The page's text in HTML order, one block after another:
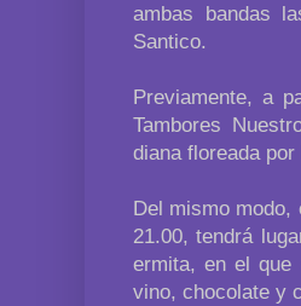
ambas bandas
Santico.
Previamente, a
Tambores
diana floreada
Del mismo modo,
21.00, tendrá
ermita, en el que
vino, chocolate y